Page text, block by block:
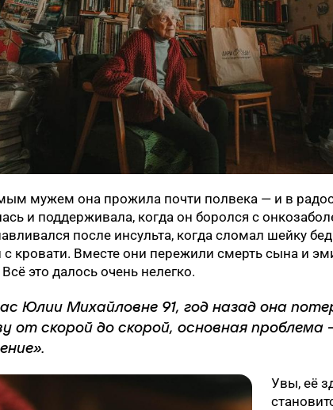
мужем она прожила почти полвека — и в
и поддерживала, когда он боролся с
после инсульта, когда сломал шейку
с кровати. Вместе они пережили смерть сына и
это далось очень нелегко.
Юлии Михайловне 91, год назад она
от скорой до скорой, основная проблема
Увы, её